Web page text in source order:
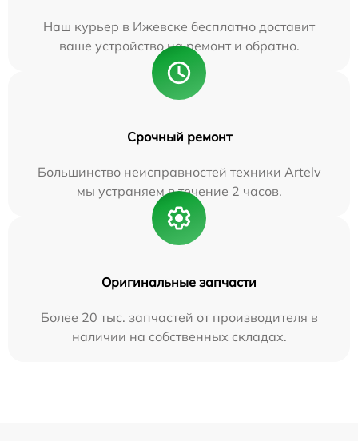
Наш курьер в Ижевске бесплатно доставит
ваше устройство на ремонт и обратно.
Срочный ремонт
Большинство неисправностей техники Artelv
мы устраняем в течение 2 часов.
Оригинальные запчасти
Более 20 тыс. запчастей от производителя в
наличии на собственных складах.